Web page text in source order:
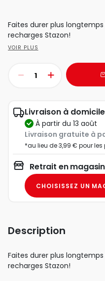
Faites durer plus
recharges Stazon!
VOIR PLUS
Livraison à
à partir du 13 août
Livraison gratuite à
*au lieu de 3,99 € pour
Retrait en magasin
CHOISISSEZ UN
Description
Faites durer plus
recharges Stazon!